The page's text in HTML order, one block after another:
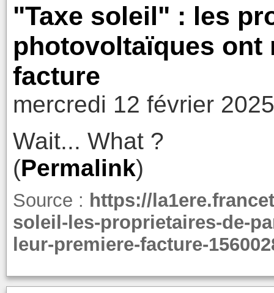
"Taxe soleil" : les
photovoltaïques ont
facture
mercredi 12 février
Wait... What ?
(Permalink)
Source : https://
soleil-les-proprietaires-de-
leur-premiere-facture-